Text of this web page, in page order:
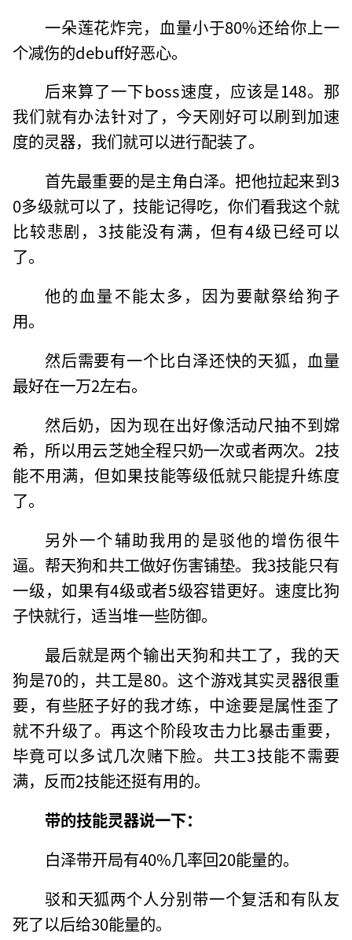
一朵莲花炸完，血量小于80%还给你上一
个减伤的debuff好恶心。
后来算了一下boss速度，应该是148。那
我们就有办法针对了，今天刚好可以刷到加速
度的灵器，我们就可以进行配装了。
首先最重要的是主角白泽。把他拉起来到3
0多级就可以了，技能记得吃，你们看我这个就
比较悲剧，3技能没有满，但有4级已经可以
了。
他的血量不能太多，因为要献祭给狗子
用。
然后需要有一个比白泽还快的天狐，血量
最好在一万2左右。
然后奶，因为现在出好像活动尺抽不到嫦
希，所以用云芝她全程只奶一次或者两次。2技
能不用满，但如果技能等级低就只能提升练度
了。
另外一个辅助我用的是驳他的增伤很牛
逼。帮天狗和共工做好伤害铺垫。我3技能只有
一级，如果有4级或者5级容错更好。速度比狗
子快就行，适当堆一些防御。
最后就是两个输出天狗和共工了，我的天
狗是70的，共工是80。这个游戏其实灵器很重
要，有些胚子好的我才练，中途要是属性歪了
就不升级了。再这个阶段攻击力比暴击重要，
毕竟可以多试几次赌下脸。共工3技能不需要
满，反而2技能还挺有用的。
带的技能灵器说一下：
白泽带开局有40%几率回20能量的。
驳和天狐两个人分别带一个复活和有队友
死了以后给30能量的。